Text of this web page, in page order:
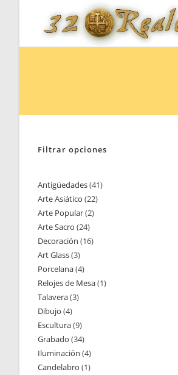
Filtrar opciones
Antigüedades 4141
Arte Asiático 2222
Arte Popular 22
Arte Sacro 2424
productos
Decoración 1616
Art Glass 33
productos
Porcelana 44
productos
Relojes de Mesa 11
Talavera 33
Dibujo 44
productos
Escultura 99
productos
Grabado 3434
productos
Iluminación 44
productos
Candelabro 11